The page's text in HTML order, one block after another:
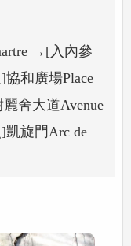
→[入內參
和廣場Place
舍大道Avenue
凱旋門Arc de